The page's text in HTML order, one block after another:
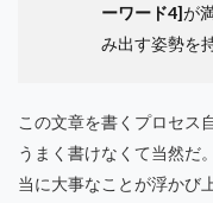
ーワード4]が
み出す姿勢を
この文章を書くプロセス
うまく書けなくて当然だ
当に大事なことが浮かび